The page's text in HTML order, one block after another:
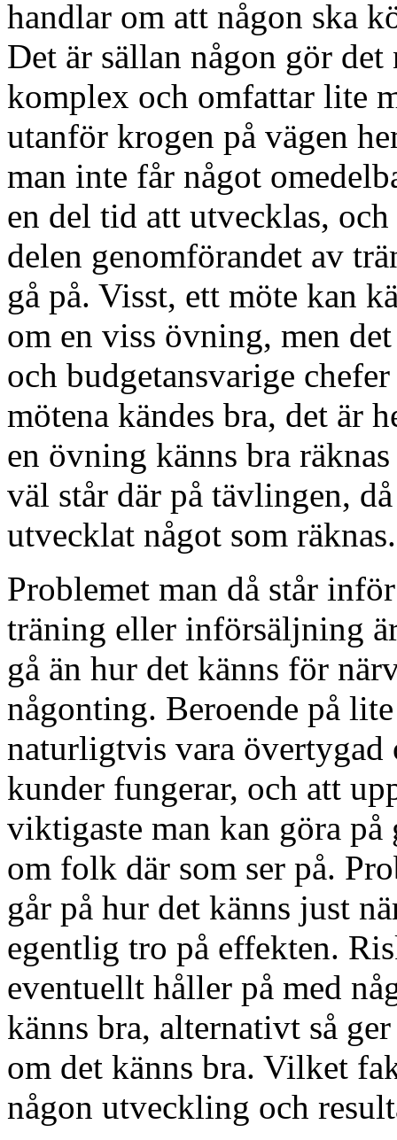
handlar om att någon ska
Det är sällan någon gör
komplex och omfattar lite
utanför krogen på vägen
man inte får något
en del tid att utvecklas,
delen genomförandet av
gå på. Visst, ett möte kan
om en viss övning, men
och budgetansvarige
mötena kändes bra, det är
en övning känns bra
väl står där på tävlingen,
utvecklat något som räknas.
Problemet man då står
träning eller införsäljning
gå än hur det känns för
någonting. Beroende på
naturligtvis vara övertygad
kunder fungerar, och att
viktigaste man kan göra
om folk där som ser på.
går på hur det känns just
egentlig tro på effekten.
eventuellt håller på med
känns bra, alternativt så
om det känns bra. Vilket
någon utveckling och